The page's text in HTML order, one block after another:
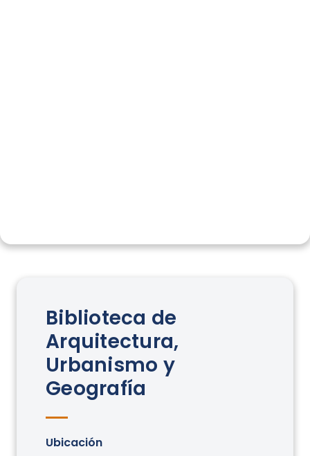
Biblioteca de
Arquitectura,
Urbanismo y
Geografía
Ubicación